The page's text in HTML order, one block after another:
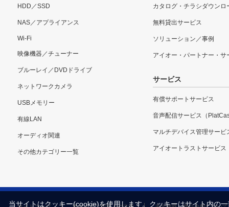
HDD／SSD
NAS／アプライアンス
Wi-Fi
映像機器／チューナー
ブルーレイ／DVDドライブ
ネットワークカメラ
USBメモリー
有線LAN
オーディオ関連
その他カテゴリー一覧
カタログ・チラシダウンロ
無料貸出サービス
ソリューション／事例
アイオー・パートナー・サ
サービス
有償サポートサービス
音声配信サービス（
マルチデバイス管理サービ
アイオートラストサービス
当サイトはクッキー(cookie)を使用します。クッキーはサイト内の